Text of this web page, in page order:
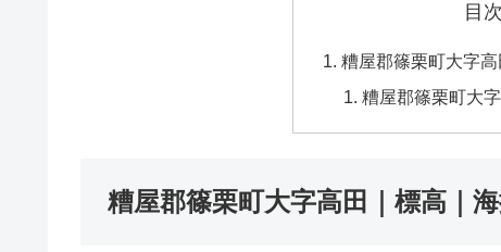
目次
糟屋郡篠栗町大字
糟屋郡篠栗町大
糟屋郡篠栗町大字高田｜標高｜